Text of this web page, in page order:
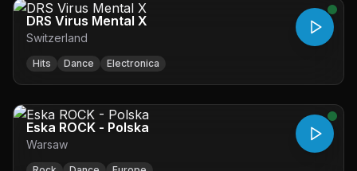
DRS Virus Mental X
Switzerland
Hits Dance Electronica
Eska ROCK - Polska
Warsaw